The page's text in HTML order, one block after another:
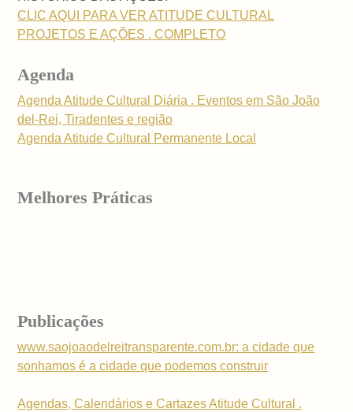
CLIC AQUI PARA VER ATITUDE CULTURAL
PROJETOS E AÇÕES . COMPLETO
Agenda
Agenda Atitude Cultural Diária . Eventos em São João
del-Rei, Tiradentes e região
Agenda Atitude Cultural Permanente Local
Melhores Práticas
Publicações
www.saojoaodelreitransparente.com.br: a cidade que
sonhamos é a cidade que podemos construir
Agendas, Calendários e Cartazes Atitude Cultural .